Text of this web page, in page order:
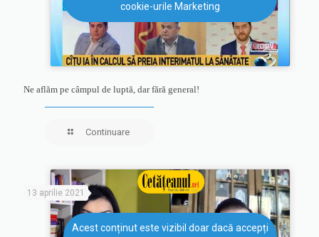
cookie-urile Marketing
Ne aflăm pe câmpul de luptă, dar fără general!
Continuare
Acest conținut este vizibil doar dacă accepți
13 aprilie 2021